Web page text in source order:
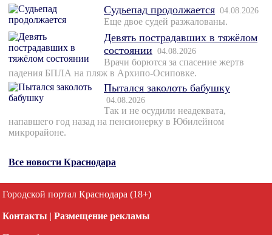
Судьепад продолжается 04.08.2026
Еще двое судей разжалованы.
Девять пострадавших в тяжёлом
состоянии 04.08.2026
Врачи борются за спасение жертв
падения БПЛА на пляж в Архипо-Осиповке.
Пытался заколоть бабушку
04.08.2026
Так и не осудили неадеквата,
напавшего год назад на пенсионерку в Юбилейном
микрорайоне.
Все новости Краснодара
Городской портал Краснодара (18+)
Контакты | Размещение рекламы